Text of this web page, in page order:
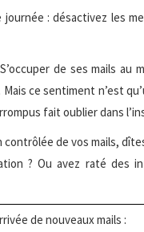
: désactivez les
de ses mails
ce sentiment n’est
fait oublier dans
de vos mails,
? Ou avez raté des
de nouveaux mails :